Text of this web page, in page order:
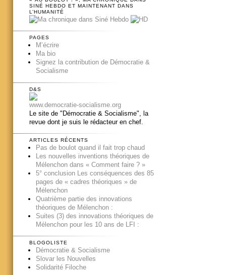
SINÉ HEBDO ET MAINTENANT DANS
L’HUMANITÉ
PAGES
M’écrire
Ma bio
Signez la contribution de Démocratie &
Socialisme
D&S
www.democratie-socialisme.org
Le site de "Démocratie & Socialisme", la
revue dont je suis le rédacteur en chef.
ARTICLES RÉCENTS
Pas de boulot quand il fait trop chaud
Les nouvelles inventions théoriques de
Mélenchon dans « Comment faire ? »
5° conclusion Les conséquences des 85
pages de « cadres théoriques » de
Mélenchon
Quatrième partie des innovations
théoriques de Mélenchon :
Suites (3) des innovations théoriques de
Mélenchon pour les 10 ans de LFI :
BLOGOLISTE
Démocratie & Socialisme
Slovar les Nouvelles
Solidarité Filoche